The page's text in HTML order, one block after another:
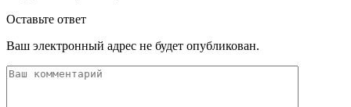
Оставьте ответ
Ваш электронный адрес не будет опубликован.